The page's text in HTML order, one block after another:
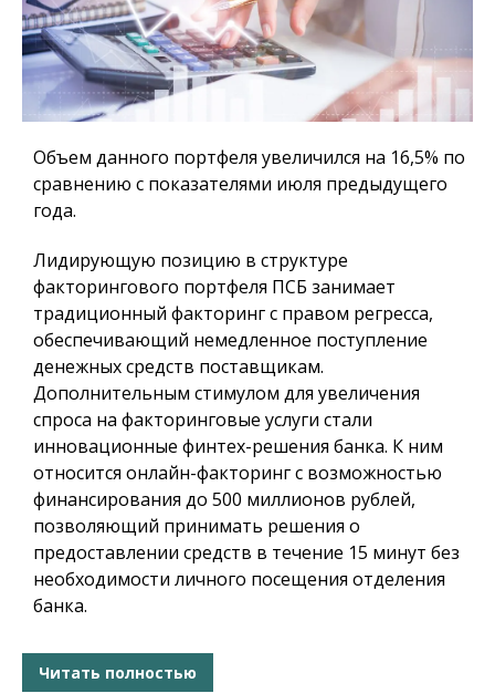
Объем данного портфеля увеличился на 16,5% по
сравнению с показателями июля предыдущего
года.
Лидирующую позицию в структуре
факторингового портфеля ПСБ занимает
традиционный факторинг с правом регресса,
обеспечивающий немедленное поступление
денежных средств поставщикам.
Дополнительным стимулом для увеличения
спроса на факторинговые услуги стали
инновационные финтех-решения банка. К ним
относится онлайн-факторинг с возможностью
финансирования до 500 миллионов рублей,
позволяющий принимать решения о
предоставлении средств в течение 15 минут без
необходимости личного посещения отделения
банка.
Читать полностью